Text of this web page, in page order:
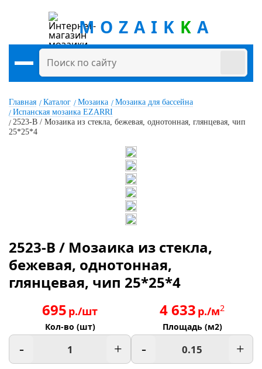
MOZAIK K A
Главная Каталог Мозаика
Мозаика для бассейна
Испанская мозаика EZARRI
2523-B / Мозаика из стекла, бежевая, однотонная, глянцевая, чип
25*25*4
2523-B / Мозаика из стекла,
бежевая, однотонная,
глянцевая, чип 25*25*4
695 р./шт
Кол-во (шт)
- +
4 633 р./м2
Площадь (м2)
- +